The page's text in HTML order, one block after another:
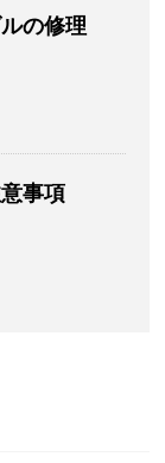
の修理
事項